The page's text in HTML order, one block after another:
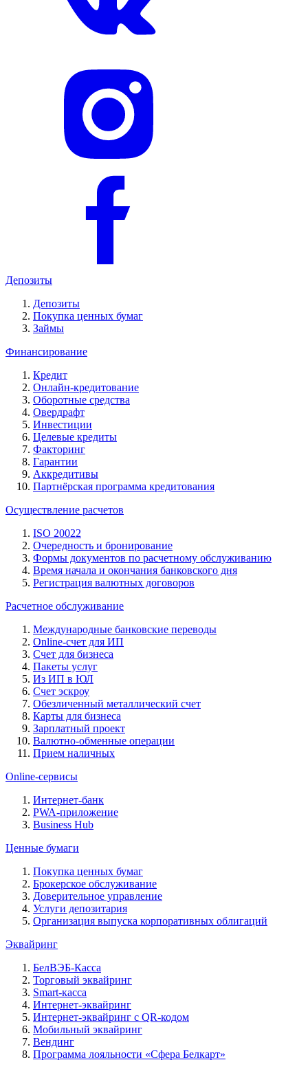
Депозиты
Депозиты
Покупка ценных бумаг
Займы
Финансирование
Кредит
Онлайн-кредитование
Оборотные средства
Овердрафт
Инвестиции
Целевые кредиты
Факторинг
Гарантии
Аккредитивы
Партнёрская программа кредитования
Осуществление расчетов
ISO 20022
Очередность и бронирование
Формы документов по расчетному обслуживанию
Время начала и окончания банковского дня
Регистрация валютных договоров
Расчетное обслуживание
Международные банковские переводы
Online-счет для ИП
Счет для бизнеса
Пакеты услуг
Из ИП в ЮЛ
Счет эскроу
Обезличенный металлический счет
Карты для бизнеса
Зарплатный проект
Валютно-обменные операции
Прием наличных
Online-сервисы
Интернет-банк
PWA-приложение
Business Hub
Ценные бумаги
Покупка ценных бумаг
Брокерское обслуживание
Доверительное управление
Услуги депозитария
Организация выпуска корпоративных облигаций
Эквайринг
БелВЭБ-Касса
Торговый эквайринг
Smart-касса
Интернет-эквайринг
Интернет-эквайринг с QR-кодом
Мобильный эквайринг
Вендинг
Программа лояльности «Сфера Белкарт»